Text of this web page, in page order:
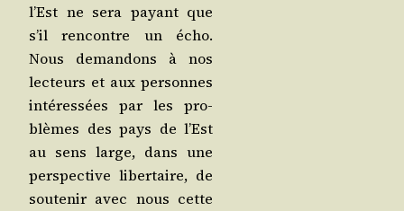
l’Est ne sera payant que
s’il ren­contre un écho.
Nous deman­dons à nos
lec­teurs et aux per­sonnes
inté­res­sées par les pro­
blèmes des pays de l’Est
au sens large, dans une
pers­pec­tive liber­taire, de
sou­te­nir avec nous cette